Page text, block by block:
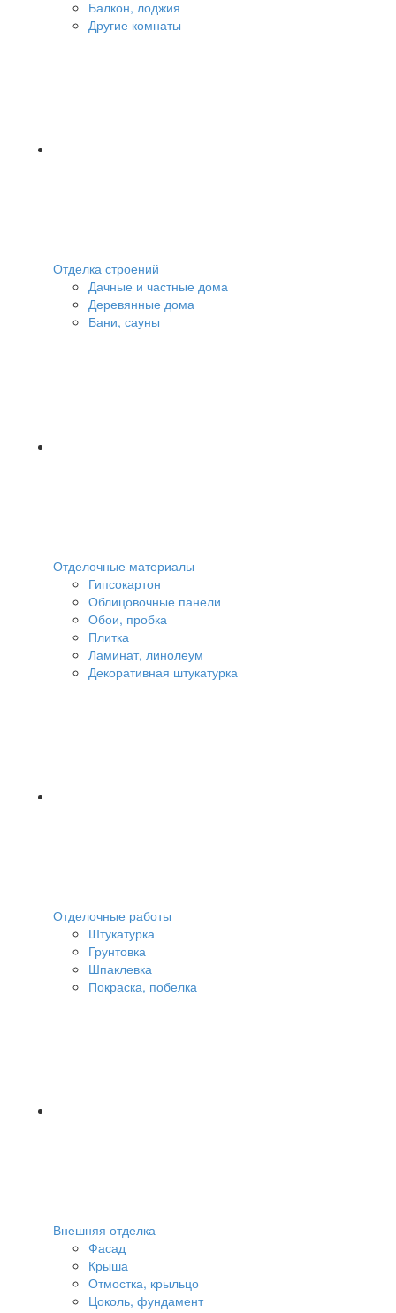
Балкон, лоджия
Другие комнаты
Отделка строений
Дачные и частные дома
Деревянные дома
Бани, сауны
Отделочные материалы
Гипсокартон
Облицовочные панели
Обои, пробка
Плитка
Ламинат, линолеум
Декоративная штукатурка
Отделочные работы
Штукатурка
Грунтовка
Шпаклевка
Покраска, побелка
Внешняя отделка
Фасад
Крыша
Отмостка, крыльцо
Цоколь, фундамент